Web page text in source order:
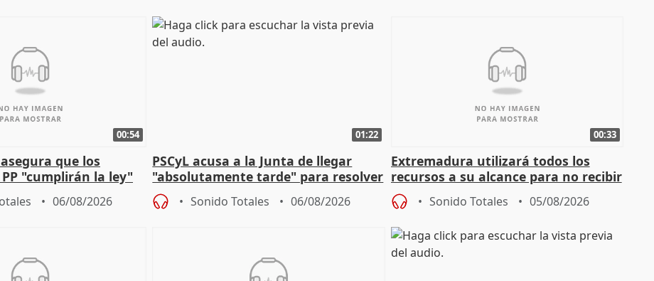
00:54
que los
"cumplirán la ley"
migrantes
06/08/2026
01:22
PSCyL acusa a la Junta de llegar
"absolutamente tarde" para resolver
problemas como Newcastle
Sonido Totales 06/08/2026
00:33
Extremadura utilizará todos los
recursos a su alcance para no recibir
más menores migrantes
Sonido Totales 05/08/2026